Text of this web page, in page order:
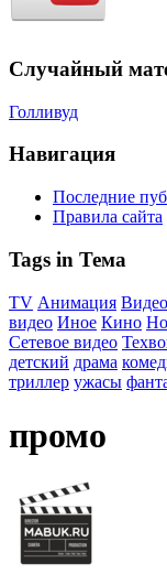
Случайный
Голливуд
Навигация
Последние
Правила сайта
Tags in Тема
TV Анимация
видео Иное Кино
Сетевое видео
детский драма
триллер ужасы
промо